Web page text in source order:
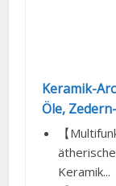
Keramik-
Öle,
【
Keramik...